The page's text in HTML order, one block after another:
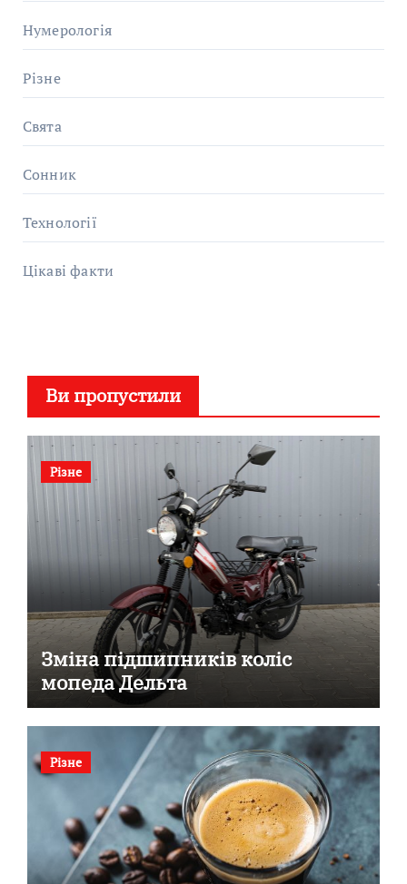
Нумерологія
Різне
Свята
Сонник
Технології
Цікаві факти
Ви пропустили
Різне
Зміна підшипників коліс
мопеда Дельта
Різне